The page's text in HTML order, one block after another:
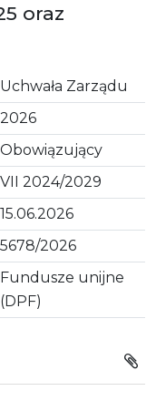
oraz
Uchwała Zarządu
2026
Obowiązujący
VII 2024/2029
15.06.2026
5678/2026
Fundusze unijne
(DPF)